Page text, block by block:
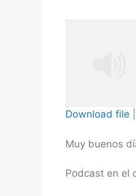
RSS FEED
Download file
Muy buenos
Podcast en el